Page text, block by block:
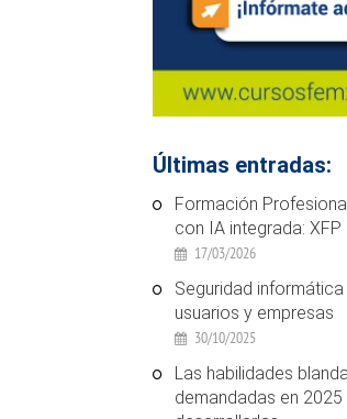
Últimas entradas:
Formación
con IA integrada: XFP
17/03/2026
Seguridad
usuarios y empresas
30/10/2025
Las habilidades
demandadas en